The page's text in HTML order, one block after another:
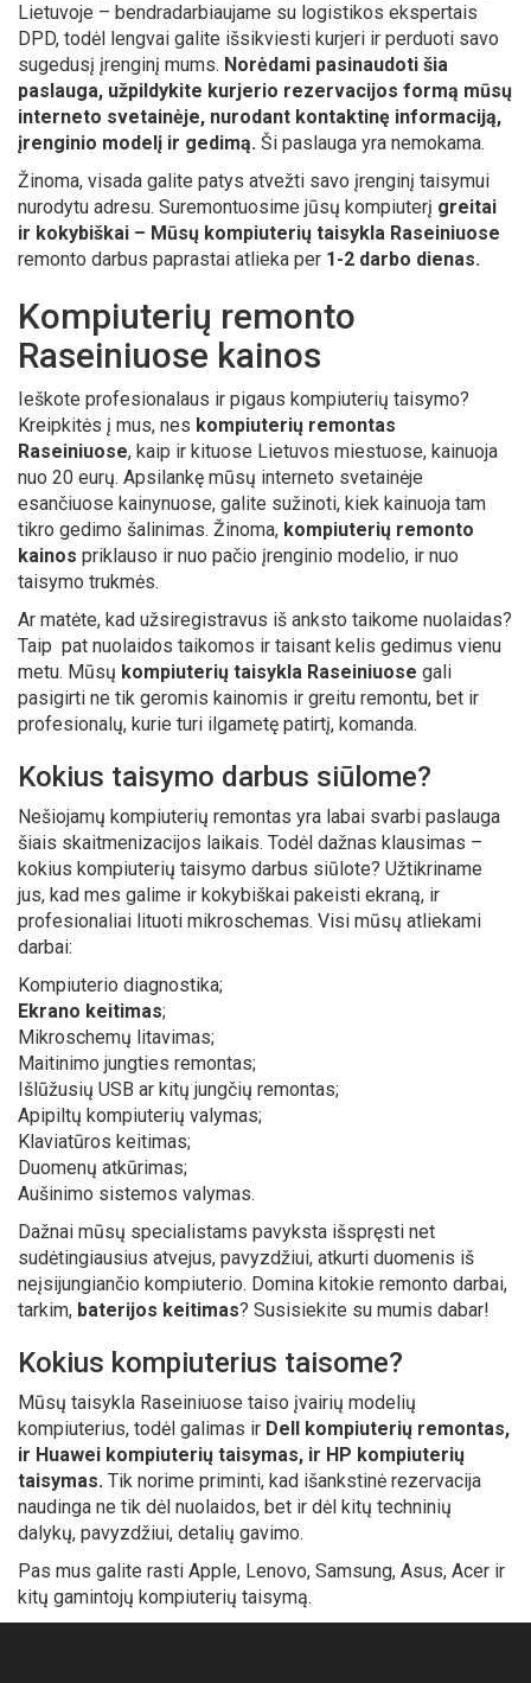
Lietuvoje – bendradarbiaujame su logistikos ekspertais
DPD, todėl lengvai galite išsikviesti kurjeri ir perduoti savo
sugedusį įrenginį mums. Norėdami pasinaudoti šia
paslauga, užpildykite kurjerio rezervacijos formą mūsų
interneto svetainėje, nurodant kontaktinę informaciją,
įrenginio modelį ir gedimą. Ši paslauga yra nemokama.
Žinoma, visada galite patys atvežti savo įrenginį taisymui
nurodytu adresu. Suremontuosime jūsų kompiuterį greitai
ir kokybiškai – Mūsų kompiuterių taisykla Raseiniuose
remonto darbus paprastai atlieka per 1-2 darbo dienas.
Kompiuterių remonto
Raseiniuose kainos
Ieškote profesionalaus ir pigaus kompiuterių taisymo?
Kreipkitės į mus, nes kompiuterių remontas
Raseiniuose, kaip ir kituose Lietuvos miestuose, kainuoja
nuo 20 eurų. Apsilankę mūsų interneto svetainėje
esančiuose kainynuose, galite sužinoti, kiek kainuoja tam
tikro gedimo šalinimas. Žinoma, kompiuterių remonto
kainos priklauso ir nuo pačio įrenginio modelio, ir nuo
taisymo trukmės.
Ar matėte, kad užsiregistravus iš anksto taikome nuolaidas?
Taip pat nuolaidos taikomos ir taisant kelis gedimus vienu
metu. Mūsų kompiuterių taisykla Raseiniuose gali
pasigirti ne tik geromis kainomis ir greitu remontu, bet ir
profesionalų, kurie turi ilgametę patirtį, komanda.
Kokius taisymo darbus siūlome?
Nešiojamų kompiuterių remontas yra labai svarbi paslauga
šiais skaitmenizacijos laikais. Todėl dažnas klausimas –
kokius kompiuterių taisymo darbus siūlote? Užtikriname
jus, kad mes galime ir kokybiškai pakeisti ekraną, ir
profesionaliai lituoti mikroschemas. Visi mūsų atliekami
darbai:
Kompiuterio diagnostika;
Ekrano keitimas;
Mikroschemų litavimas;
Maitinimo jungties remontas;
Išlūžusių USB ar kitų jungčių remontas;
Apipiltų kompiuterių valymas;
Klaviatūros keitimas;
Duomenų atkūrimas;
Aušinimo sistemos valymas.
Dažnai mūsų specialistams pavyksta išspręsti net
sudėtingiausius atvejus, pavyzdžiui, atkurti duomenis iš
neįsijungiančio kompiuterio. Domina kitokie remonto darbai,
tarkim, baterijos keitimas? Susisiekite su mumis dabar!
Kokius kompiuterius taisome?
Mūsų taisykla Raseiniuose taiso įvairių modelių
kompiuterius, todėl galimas ir Dell kompiuterių remontas,
ir Huawei kompiuterių taisymas, ir HP kompiuterių
taisymas. Tik norime priminti, kad išankstinė rezervacija
naudinga ne tik dėl nuolaidos, bet ir dėl kitų techninių
dalykų, pavyzdžiui, detalių gavimo.
Pas mus galite rasti Apple, Lenovo, Samsung, Asus, Acer ir
kitų gamintojų kompiuterių taisymą.